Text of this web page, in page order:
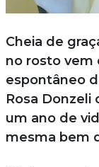
Cheia de
no rosto vem
espontâneo
Rosa
um ano de
mesma bem